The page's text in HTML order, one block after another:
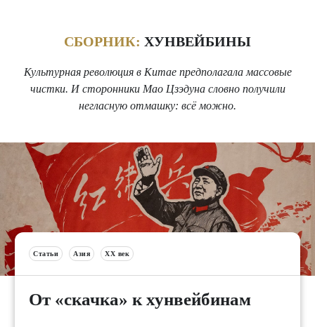
СБОРНИК: ХУНВЕЙБИНЫ
Культурная революция в Китае предполагала массовые
чистки. И сторонники Мао Цзэдуна словно получили
негласную отмашку: всё можно.
Статьи Азия XX век
От «скачка» к хунвейбинам